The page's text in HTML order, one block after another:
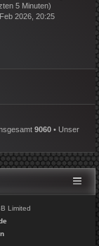
5 Minuten)
2026, 20:25
9060 • Unser
Limited